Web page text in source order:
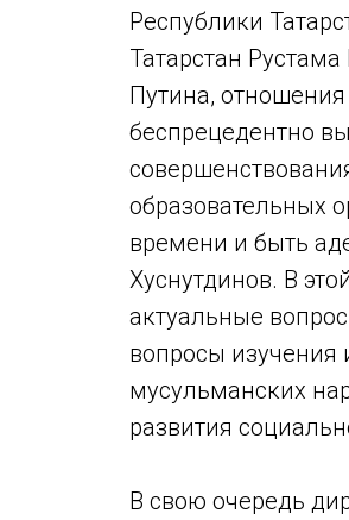
Республики
Татарстан
Путина,
беспрецедентно
образовательных
времени и быть
Хуснутдинов. В
актуальные
вопросы изучения
мусульманских
развития
В свою очередь